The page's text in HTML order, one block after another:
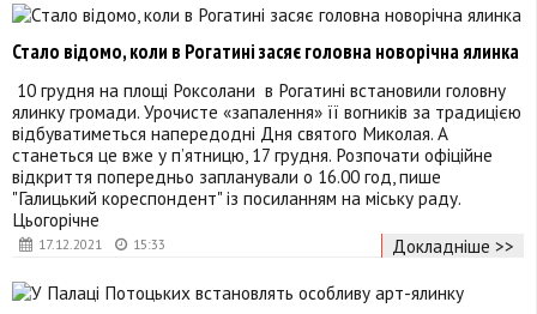
17.12.2021 15:33
Стало відомо, коли в Рогатині засяє головна новорічна ялинка
10 грудня на площі Роксолани в Рогатині встановили головну
ялинку громади. Урочисте «запалення» її вогників за традицією
відбуватиметься напередодні Дня святого Миколая. А
станеться це вже у п’ятницю, 17 грудня. Розпочати офіційне
відкриття попередньо запланували о 16.00 год, пише
"Галицький кореспондент" із посиланням на міську раду.
Цьогорічне
Докладніше >>